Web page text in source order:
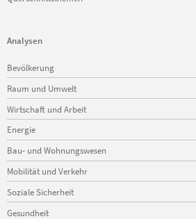
Analysen
Navigation
überspringen
Bevölkerung
Raum und Umwelt
Wirtschaft und Arbeit
Energie
Bau- und Wohnungswesen
Mobilität und Verkehr
Soziale Sicherheit
Gesundheit